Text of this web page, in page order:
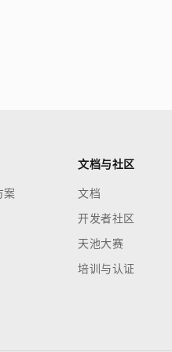
案
文档与社区
文档
开发者社区
天池大赛
培训与认证